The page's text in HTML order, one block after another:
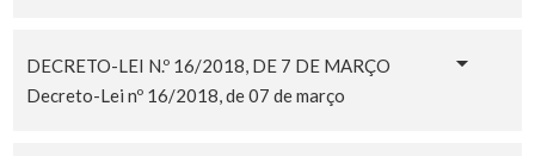
DECRETO-LEI N.º 16/2018, DE 7 DE MARÇO
Decreto-Lei nº 16/2018, de 07 de março